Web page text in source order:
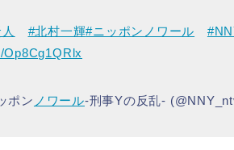
#北村一輝#ニッポンノワール
ポン ノワール-刑事Yの反乱-